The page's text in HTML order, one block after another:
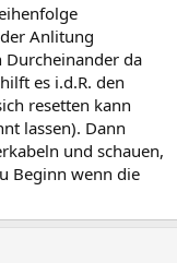
Anlitung
Durcheinander da
es i.d.R. den
resetten kann
lassen). Dann
und schauen,
Beginn wenn die